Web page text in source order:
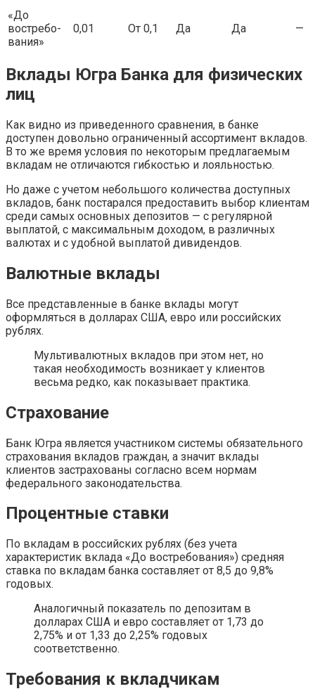
«До
востребо-
вания»
0,01 От 0,1 Да Да —
Вклады Югра Банка для физических
лиц
Как видно из приведенного сравнения, в банке
доступен довольно ограниченный ассортимент вкладов.
В то же время условия по некоторым предлагаемым
вкладам не отличаются гибкостью и лояльностью.
Но даже с учетом небольшого количества доступных
вкладов, банк постарался предоставить выбор клиентам
среди самых основных депозитов — с регулярной
выплатой, с максимальным доходом, в различных
валютах и с удобной выплатой дивидендов.
Валютные вклады
Все представленные в банке вклады могут
оформляться в долларах США, евро или российских
рублях.
Мультивалютных вкладов при этом нет, но
такая необходимость возникает у клиентов
весьма редко, как показывает практика.
Страхование
Банк Югра является участником системы обязательного
страхования вкладов граждан, а значит вклады
клиентов застрахованы согласно всем нормам
федерального законодательства.
Процентные ставки
По вкладам в российских рублях (без учета
характеристик вклада «До востребования») средняя
ставка по вкладам банка составляет от 8,5 до 9,8%
годовых.
Аналогичный показатель по депозитам в
долларах США и евро составляет от 1,73 до
2,75% и от 1,33 до 2,25% годовых
соответственно.
Требования к вкладчикам